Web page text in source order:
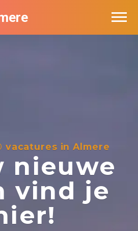
vacatures in Almere
nieuwe
vind je